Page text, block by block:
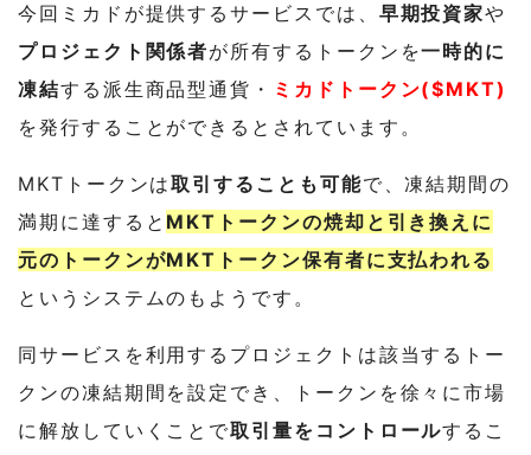
今回ミカドが提供するサービスでは、 早期投資家や
プロジェクト関係者が所有するトークンを一時的に
凍結する派生商品型通貨・ ミカドトークン($MKT)
を発行することができるとされています。
MKTトークンは取引することも可能で、凍結期間の
満期に達すると MKTトークンの焼却と引き換えに
元のトークンがMKTトークン保有者に支払われる
というシステムのもようです。
同サービスを利用するプロジェクトは該当するトー
クンの凍結期間を設定でき、トークンを徐々に市場
に解放していくことで取引量をコントロールするこ